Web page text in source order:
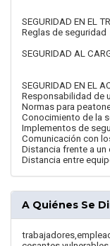
SEGURIDAD EN EL
Reglas de seguridad
SEGURIDAD AL
SEGURIDAD EN EL
Responsabilidad de
Normas para
Conocimiento de la
Implementos de
Comunicación con
Distancia frente a un
Distancia entre
A Quiénes Se